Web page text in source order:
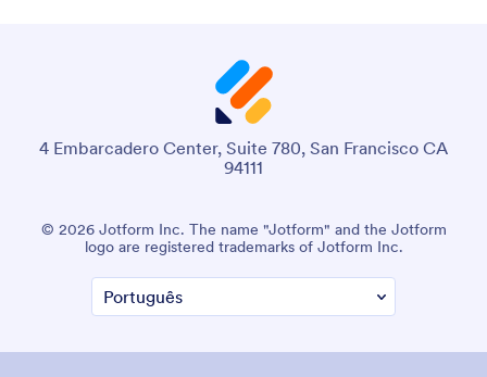
4 Embarcadero Center, Suite 780, San Francisco CA
94111
© 2026 Jotform Inc. O nome "Jotform" e o logotipo da
Jotform são marcas registradas da Jotform Inc.